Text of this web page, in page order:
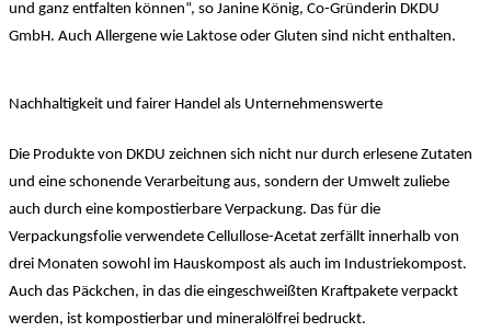
und ganz entfalten können“, so Janine König, Co-Gründerin DKDU
GmbH. Auch Allergene wie Laktose oder Gluten sind nicht enthalten.
Nachhaltigkeit und fairer Handel als Unternehmenswerte
Die Produkte von DKDU zeichnen sich nicht nur durch erlesene Zutaten
und eine schonende Verarbeitung aus, sondern der Umwelt zuliebe
auch durch eine kompostierbare Verpackung. Das für die
Verpackungsfolie verwendete Cellullose-Acetat zerfällt innerhalb von
drei Monaten sowohl im Hauskompost als auch im Industriekompost.
Auch das Päckchen, in das die eingeschweißten Kraftpakete verpackt
werden, ist kompostierbar und mineralölfrei bedruckt.